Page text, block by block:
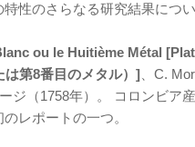
性のさらなる研究結果につい
ou le Huitième Métal
は第8番目のメタル）] 、C.
ジ（1758年）。 コロンビア
レポートの一つ。